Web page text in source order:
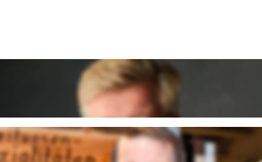
Matthias Brahms
kontakt.sued@multi-markt.com
Torsten Fröhling
Marktleiter